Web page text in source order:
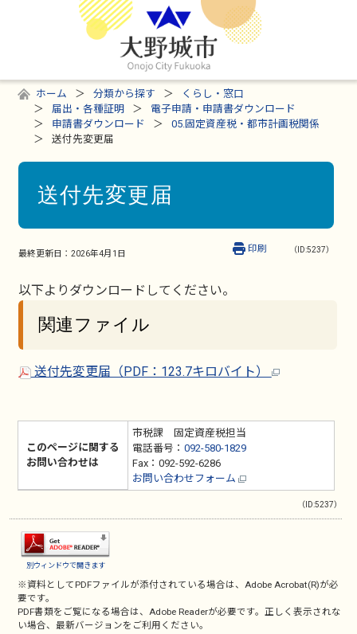
ホーム 分類から探す
くらし・窓口
届出・各種証明
電子申請・申請書ダウンロード
申請書ダウンロード
05.固定資産税・都市計画税関係
送付先変更届
送付先変更届
最終更新日： 2026年4月1日 （ID:5237）
印刷
以下よりダウンロードしてください。
関連ファイル
送付先変更届（PDF：123.7キロバイト）
このページに関する
お問い合わせは
市税課 固定資産税担当
電話番号： 092-580-1829
Fax：092-592-6286
お問い合わせフォーム
（ID:5237）
別ウィンドウで開きます
※資料としてPDFファイルが添付されている場合は、Adobe Acrobat(R)が必
要です。
PDF書類をご覧になる場合は、Adobe Readerが必要です。正しく表示されな
い場合、最新バージョンをご利用ください。